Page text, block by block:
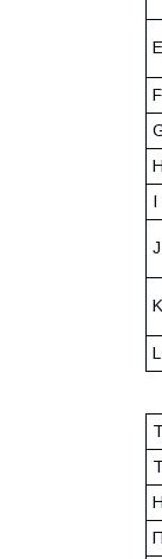
E
F
H
I
J
K
L